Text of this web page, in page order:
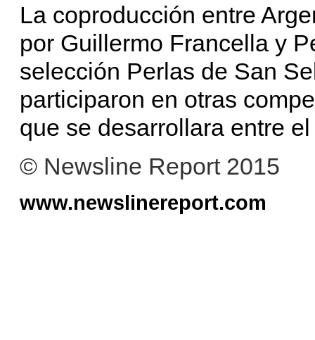
La coproducción entre
por Guillermo Francella y
selección Perlas de San
participaron en otras
que se desarrollara entre
© Newsline Report 2015
www.newslinereport.com